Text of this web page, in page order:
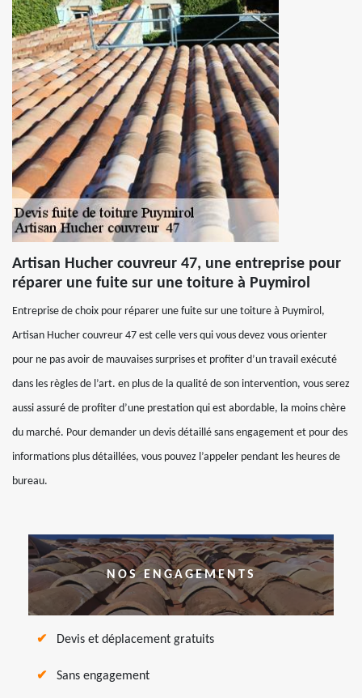
Artisan Hucher couvreur 47, une entreprise pour
réparer une fuite sur une toiture à Puymirol
Entreprise de choix pour réparer une fuite sur une toiture à Puymirol,
Artisan Hucher couvreur 47 est celle vers qui vous devez vous orienter
pour ne pas avoir de mauvaises surprises et profiter d’un travail exécuté
dans les règles de l’art. en plus de la qualité de son intervention, vous serez
aussi assuré de profiter d’une prestation qui est abordable, la moins chère
du marché. Pour demander un devis détaillé sans engagement et pour des
informations plus détaillées, vous pouvez l’appeler pendant les heures de
bureau.
NOS ENGAGEMENTS
Devis et déplacement gratuits
Sans engagement